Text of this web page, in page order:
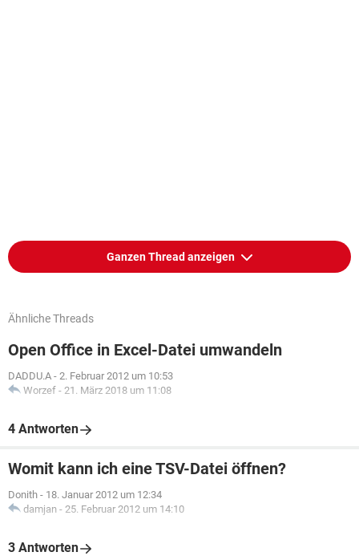
Ganzen Thread anzeigen
Ähnliche Threads
Open Office in Excel-Datei umwandeln
DADDU.A - 2. Februar 2012 um 10:53
Worzef - 21. März 2018 um 11:08
4 Antworten
Womit kann ich eine TSV-Datei öffnen?
Donith - 18. Januar 2012 um 12:34
damjan - 25. Februar 2012 um 14:10
3 Antworten